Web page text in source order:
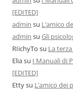
[EDITED]
admin su L’amico
admin su Gli
RIichyTo su La
Eliasu I Manuali di
[EDITED]
Ettysu L’amico dei